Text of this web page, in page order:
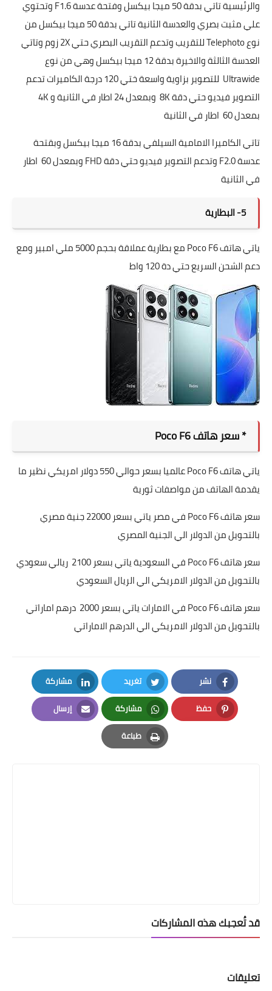
والرئيسية تاتي بدقة 50 ميجا بيكسل وفتحة عدسة F1.6 وتحتوي
علي مثبت بصري والعدسة الثانية تاتي بدقة 50 ميجا بيكسل من
نوع Telephoto للتقريب وتدعم التقريب البصري حتي 2X زوم وتاتي
العدسة الثالثة والاخيرة بدقة 12 ميجا بيكسل وهي من نوع
Ultrawide للتصوير بزاوية واسعة ختي 120 درجة الكاميرات تدعم
التصوير فيديو حتي دقة 8K وبمعدل 24 اطار في الثانية و 4K
بمعدل 60 اطار في الثانية
تاتي الكاميرا الامامية السيلفي بدقة 16 ميجا بيكسل وبقتحة
عدسة F2.0 وتدعم التصوير فيديو حتي دقة FHD وبمعدل 60 اطار
في الثانية
5- البطارية
ياتي هاتف Poco F6 مع بطارية عملاقة بحجم 5000 ملي امبير ومع
دعم الشحن السريع حتي دة 120 واط
* سعر هاتف Poco F6
ياتي هاتف Poco F6 عالميا بسعر حوالي 550 دولار امريكي نظير ما
يقدمة الهاتف من مواصفات ثورية
سعر هاتف Poco F6 في مصر ياتي بسعر 22000 جنية مصري
بالتحويل من الدولار الي الجنية المصري
سعر هاتف Poco F6 في السعودية ياتي بسعر 2100 ريالي سعودي
بالتحويل من الدولار الامريكي الي الريال السعودي
سعر هاتف Poco F6 في الامارات ياتي بسعر 2000 درهم اماراتي
بالتحويل من الدولار الامريكي الي الدرهم الاماراتي
نشر
Facebook
تغريد
Twitter
مشاركة
LinkedIn
حفظ
Pinterest
مشاركة
Whatsapp
إرسال
Email
طباعة
Print
قد تُعجبك هذه المشاركات
تعليقات